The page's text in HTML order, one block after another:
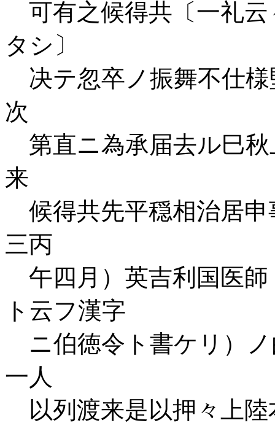
可有之候得共〔一礼云
タシ〕
决テ忽卒ノ振舞不仕様
次
第直ニ為承届去ル巳秋
来
候得共先平穏相治居申
三丙
午四月）英吉利国医師
ト云フ漢字
ニ伯徳令ト書ケリ）ノ
一人
以列渡来是以押々上陸